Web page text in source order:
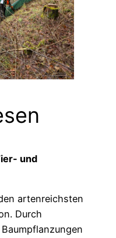
und
artenreichsten
Durch